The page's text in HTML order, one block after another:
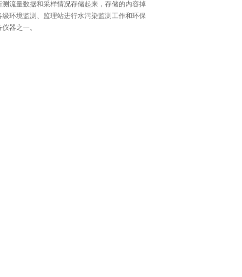
流量数据和采样情况存储起来，存储的内容掉
环境监测、监理站进行水污染监测工作和环保
器之一。